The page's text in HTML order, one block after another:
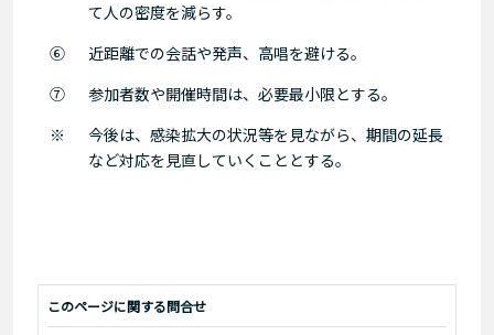
て人の密度を減らす。
⑥
近距離での会話や発声、高唱を避ける。
⑦
参加者数や開催時間は、必要最小限とする。
※
今後は、感染拡大の状況等を見ながら、期間の延長
など対応を見直していくこととする。
このページに関する問合せ